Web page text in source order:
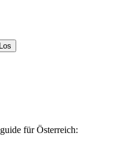
für Österreich: